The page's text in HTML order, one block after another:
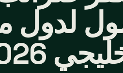
2026